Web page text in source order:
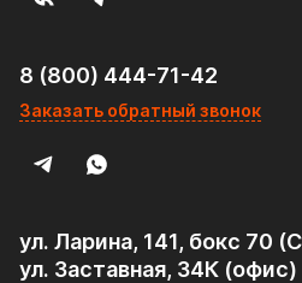
различные модели автомобилей.
• Прочность и устойчивость к
• Оптимизация потока
Резонатор универсальный
автомобиле!
8 (800) 444-71-42
Заказать обратный звонок
ул. Ларина, 141, бокс 70
ул. Заставная, 34К (офис)